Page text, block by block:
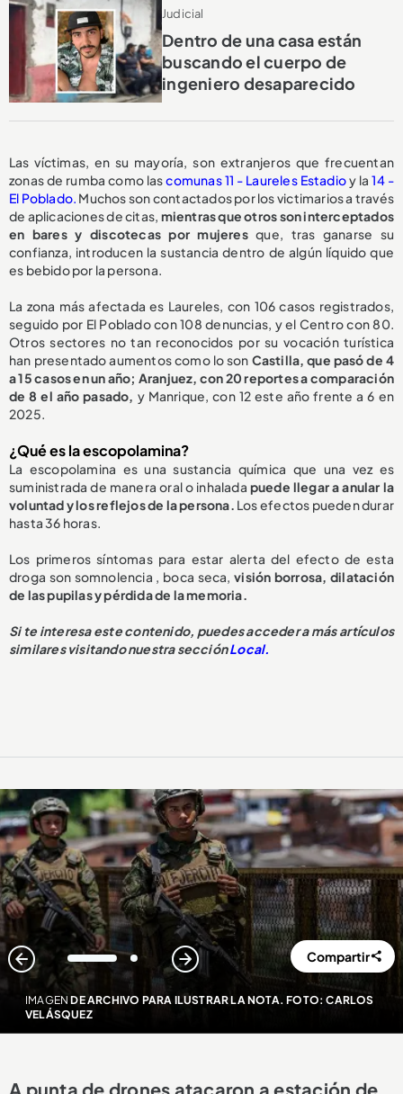
Judicial
Dentro de una casa están
buscando el cuerpo de
ingeniero desaparecido
Las víctimas, en su mayoría, son extranjeros que frecuentan
zonas de rumba como lascomunas 11 - Laureles Estadioy la14 -
El Poblado. Muchos son contactados por los victimarios a través
de aplicaciones de citas, mientras que otros son interceptados
en bares y discotecas por mujeresque, tras ganarse su
confianza, introducen la sustancia dentro de algún líquido que
es bebido por la persona.
La zona más afectada es Laureles, con 106 casos registrados,
seguido por El Poblado con 108 denuncias, y el Centro con 80.
Otros sectores no tan reconocidos por su vocación turística
han presentado aumentos como lo son Castilla, que pasó de 4
a 15 casos en un año; Aranjuez, con 20 reportes a comparación
de 8 el año pasado, y Manrique, con 12 este año frente a 6 en
2025.
¿Qué es la escopolamina?
La escopolamina es una sustancia química que una vez es
suministrada de manera oral o inhalada puede llegar a anular la
voluntad y los reflejos de la persona. Los efectos pueden durar
hasta 36 horas.
Los primeros síntomas para estar alerta del efecto de esta
droga son somnolencia , boca seca,visión borrosa, dilatación
de las pupilas y pérdida de la memoria.
Si te interesa este contenido, puedes acceder a más artículos
similares visitando nuestra secciónLocal.
IMAGEN DE ARCHIVO PARA ILUSTRAR LA NOTA. FOTO: CARLOS
VELÁSQUEZ
1 2 Compartir
A punta de drones atacaron a estación de